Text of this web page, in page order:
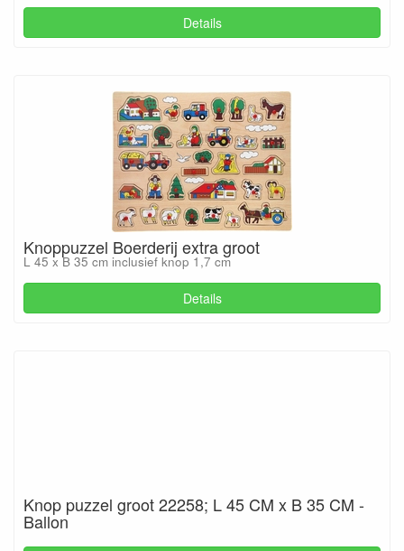
Details
Knoppuzzel Boerderij extra groot
L 45 x B 35 cm inclusief knop 1,7 cm
Details
Knop puzzel groot 22258; L 45 CM x B 35 CM -
Ballon